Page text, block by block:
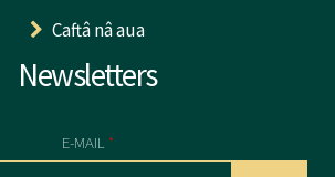
Caftâ nâ aua
Newsletters
E-MAIL *